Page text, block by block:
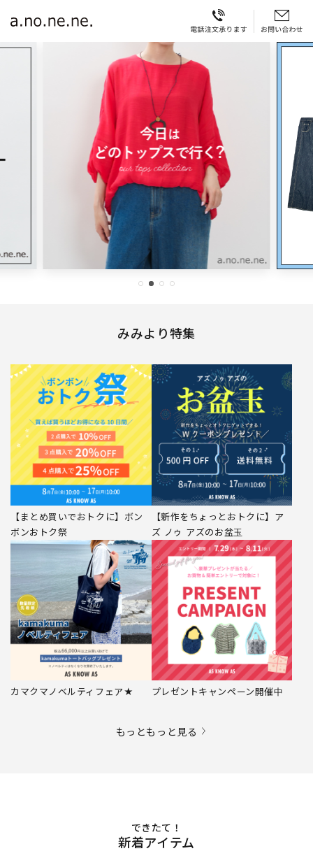
みみより特集
【まとめ買いでおトクに】ボン
ボンおトク祭
【新作をちょっとおトクに】ア
ズ ノゥ アズのお盆玉
カマクマノベルティフェア★ プレゼントキャンペーン開催中
もっともっと見る
できたて！
新着アイテム